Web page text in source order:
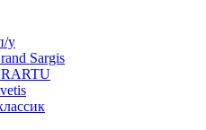
у
Sargis